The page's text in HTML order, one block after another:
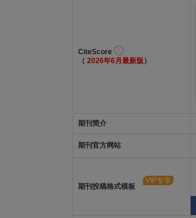
CiteScore
（ 2026年6月最新版 ）
期刊简介
期刊官方网站
期刊投稿格式模板
VIP专享